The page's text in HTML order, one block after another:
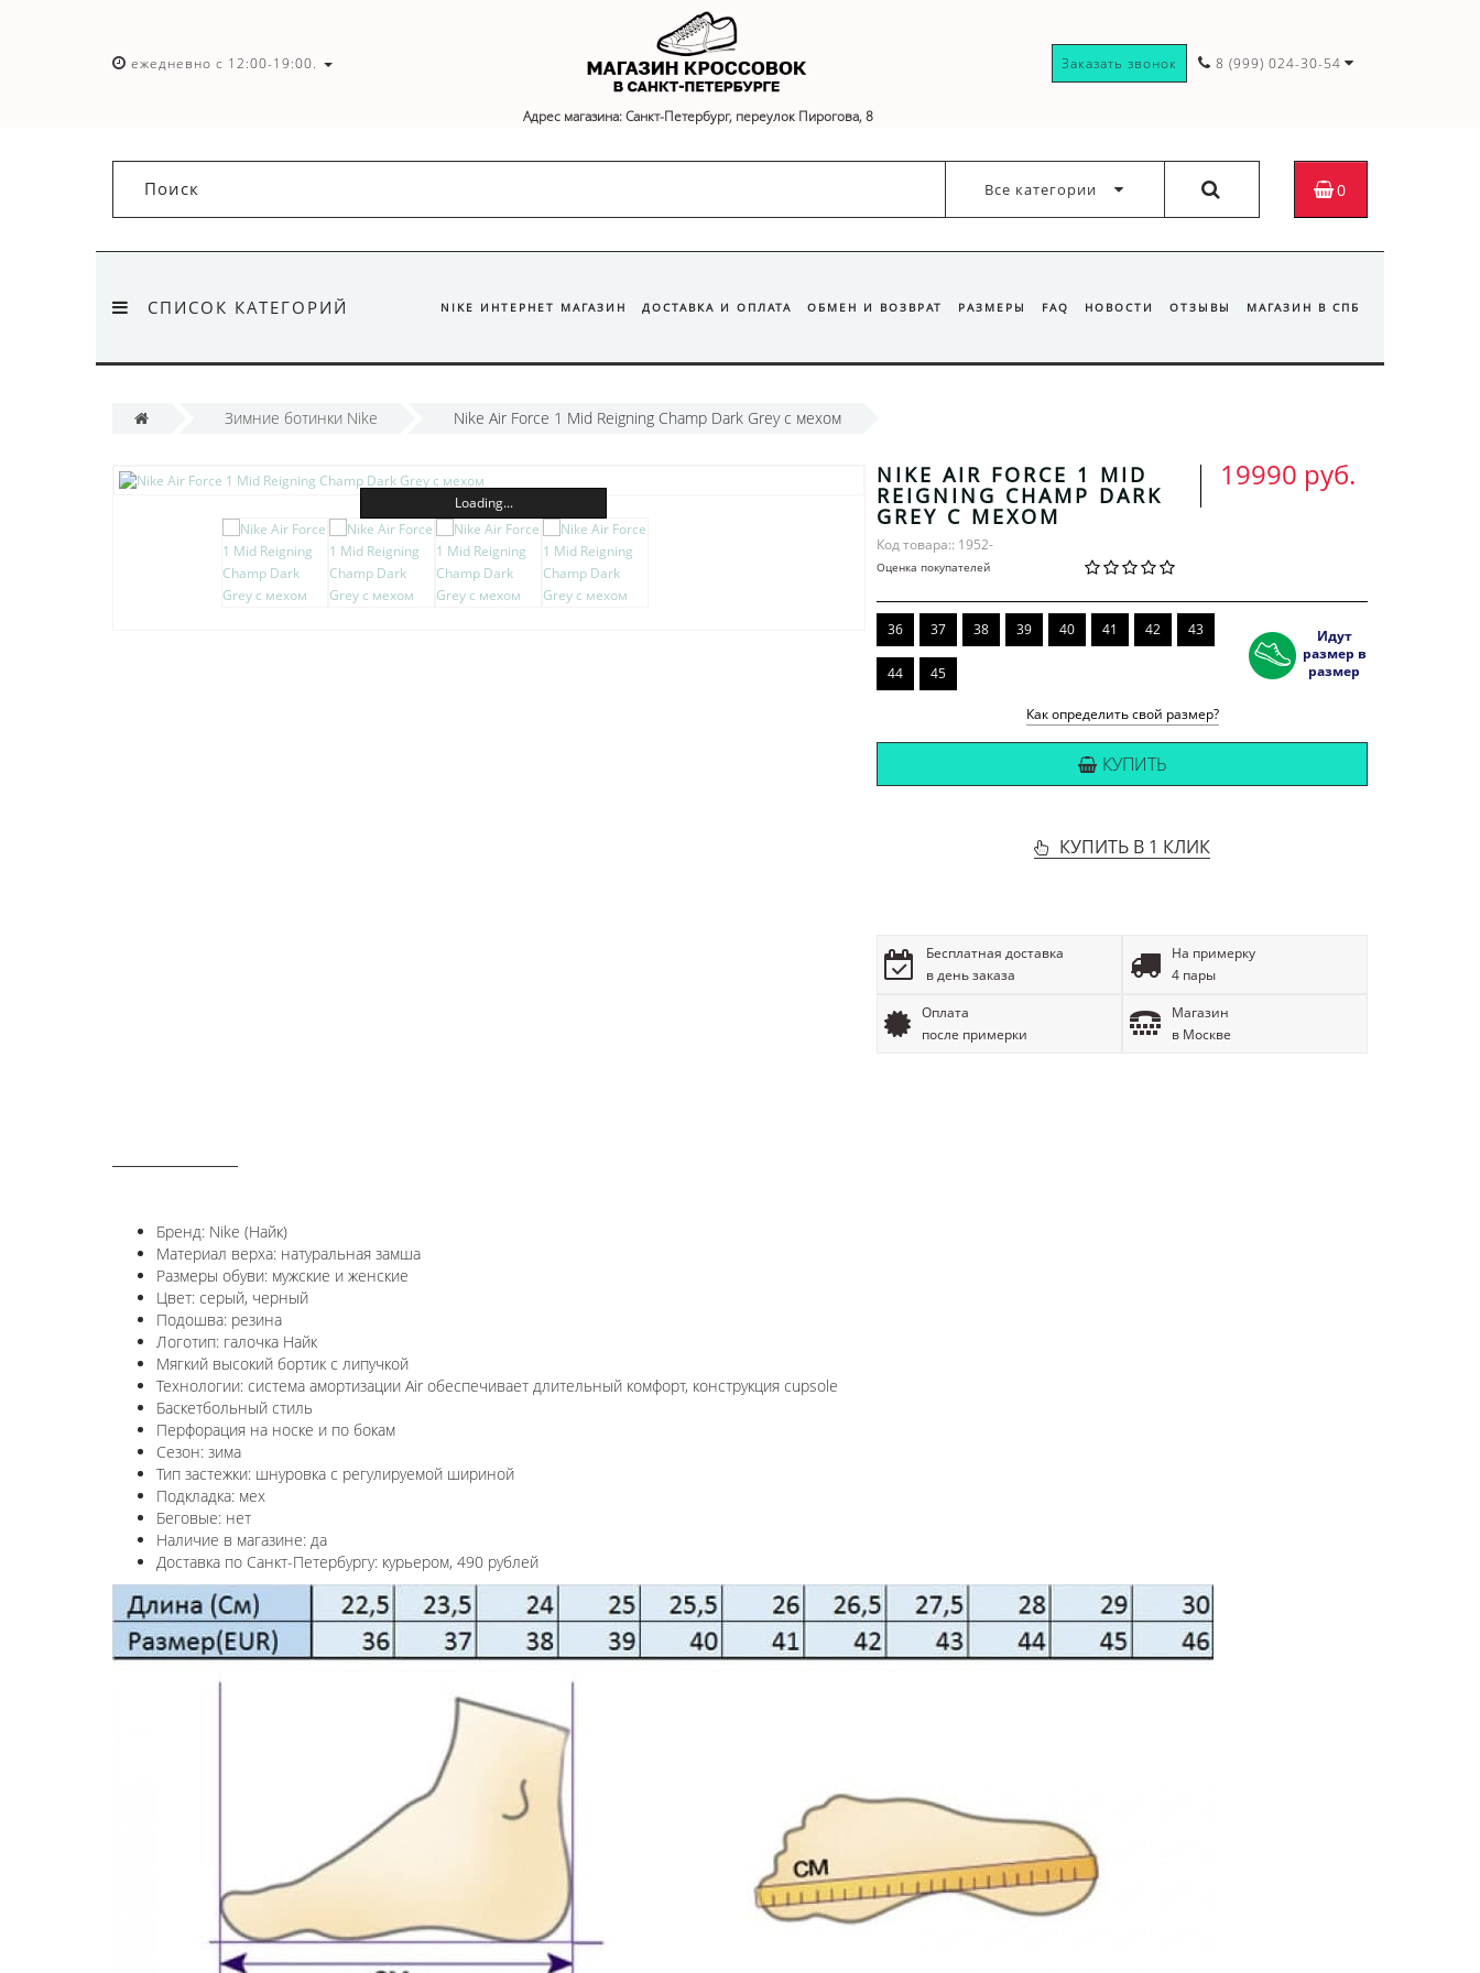
ежедневно с 12:00-19:00.
Адрес магазина: Санкт-Петербург, переулок Пирогова, 8
Заказать звонок 8 (999) 024-30-54
Все категории 0
СПИСОК КАТЕГОРИЙ NIKE ИНТЕРНЕТ МАГАЗИН ДОСТАВКА И ОПЛАТА ОБМЕН И ВОЗВРАТ РАЗМЕРЫ FAQ НОВОСТИ ОТЗЫВЫ МАГАЗИН В СПБ
Зимние ботинки Nike Nike Air Force 1 Mid Reigning Champ Dark Grey с мехом
Loading...
NIKE AIR FORCE 1 MID
REIGNING CHAMP DARK
GREY С МЕХОМ
Код товара:: 1952-
Оценка покупателей
19990 руб.
36 37 38 39 40 41 42 43
44 45
Идут
размер в
размер
Как определить свой размер?
КУПИТЬ
КУПИТЬ В 1 КЛИК
Бесплатная доставка
в день заказа
На примерку
4 пары
Оплата
после примерки
Магазин
в Москве
Бренд: Nike (Найк)
Материал верха: натуральная замша
Размеры обуви: мужские и женские
Цвет: серый, черный
Подошва: резина
Логотип: галочка Найк
Мягкий высокий бортик с липучкой
Технологии: система амортизации Air обеспечивает длительный комфорт, конструкция cupsole
Баскетбольный стиль
Перфорация на носке и по бокам
Сезон: зима
Тип застежки: шнуровка с регулируемой шириной
Подкладка: мех
Беговые: нет
Наличие в магазине: да
Доставка по Санкт-Петербургу: курьером, 490 рублей